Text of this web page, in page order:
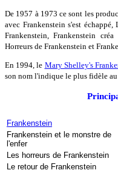
De 1957 à 1973 ce sont les
avec Frankenstein s'est
Frankenstein, Frankenstein
Horreurs de Frankenstein et
En 1994, le Mary Shelley's
son nom l'indique le plus fidèle au
Frankenstein
Frankenstein et le monstre de
l'enfer
Les horreurs de Frankenstein
Le retour de Frankenstein